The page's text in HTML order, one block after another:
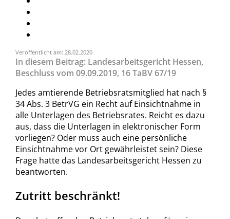
Veröffentlicht am: 28.02.2020
In diesem Beitrag: Landesarbeitsgericht Hessen,
Beschluss vom 09.09.2019, 16 TaBV 67/19
Jedes amtierende Betriebsratsmitglied hat nach §
34 Abs. 3 BetrVG ein Recht auf Einsichtnahme in
alle Unterlagen des Betriebsrates. Reicht es dazu
aus, dass die Unterlagen in elektronischer Form
vorliegen? Oder muss auch eine persönliche
Einsichtnahme vor Ort gewährleistet sein? Diese
Frage hatte das Landesarbeitsgericht Hessen zu
beantworten.
Zutritt beschränkt!